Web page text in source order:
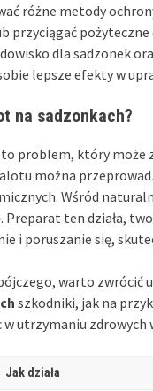
różne metody
przyciągać
dla sadzonek
lepsze efekty w
na sadzonkach?
problem, który może
można
Wśród
. Preparat ten działa,
i poruszanie się,
warto zwrócić
szkodniki, jak na
utrzymaniu zdrowych
Jak działa